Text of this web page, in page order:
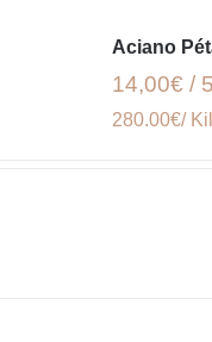
Aciano
14,00€ /
280.00€/